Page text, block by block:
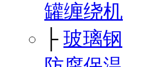
罐缠绕机
├ 玻璃钢